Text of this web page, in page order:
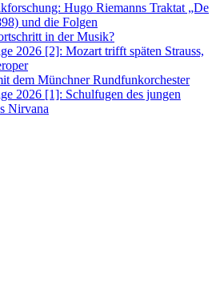
Hugo Riemanns Traktat „De
und die Folgen
in der Musik?
2026 [2]: Mozart trifft späten Strauss,
dem Münchner Rundfunkorchester
2026 [1]: Schulfugen des jungen
Nirvana